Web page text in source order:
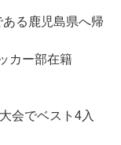
る鹿児島県へ帰
カー部在籍
会でベスト4入